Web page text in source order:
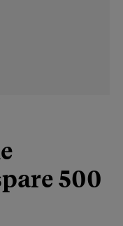
500